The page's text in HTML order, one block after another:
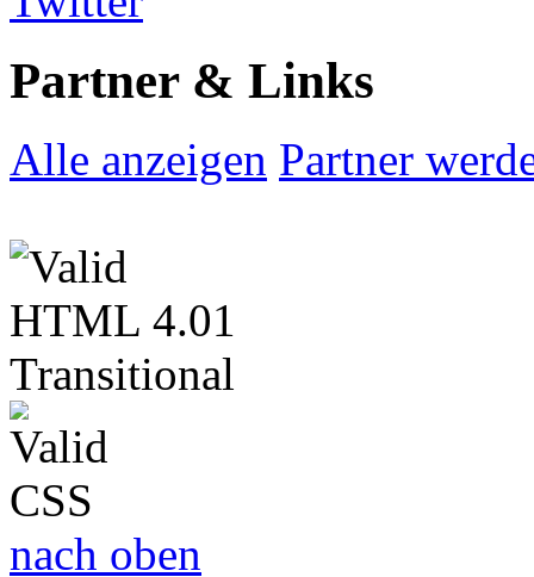
Partner & Links
Alle anzeigen Partner
nach oben